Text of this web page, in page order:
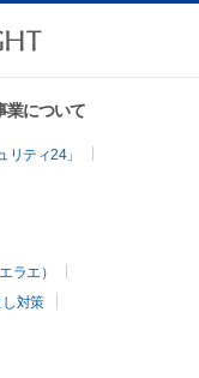
業について
ティ24」
ラエ）
対策